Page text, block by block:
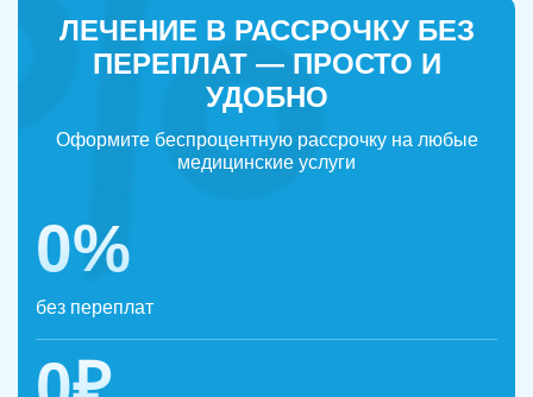
ЛЕЧЕНИЕ В РАССРОЧКУ БЕЗ
ПЕРЕПЛАТ — ПРОСТО И
УДОБНО
Оформите беспроцентную рассрочку на любые
медицинские услуги
0%
без переплат